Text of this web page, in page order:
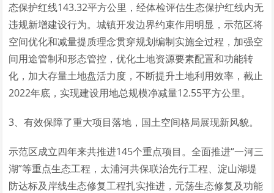
态保护红线143.32平方公里，经体检评估生态保护红线内无
违规新增建设行为。城镇开发边界约束作用明显，示范区将
空间优化和减量提质理念贯穿规划编制实施全过程，加强空
间用途管制和形态管控，优化土地资源要素配置和功能转
化，加大存量土地盘活力度，不断提升土地利用效率，截止
2022年底，实现建设用地总规模净减量12.55平方公里。
3、有效保障了重大项目落地，国土空间格局展现新风貌。
示范区成立四年来共推进145个重点项目。全面推进“一河三
湖”等重点生态工程，太浦河共保联治先行工程、淀山湖堤
防达标及岸线生态修复工程扎实推进，元荡生态修复及功能